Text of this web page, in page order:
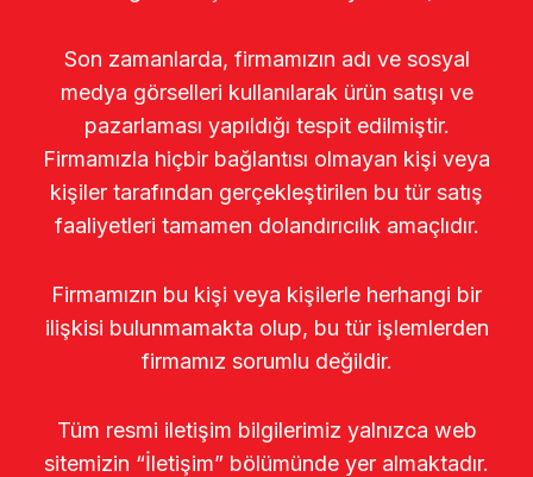
Son zamanlarda, firmamızın adı ve sosyal
medya görselleri kullanılarak ürün satışı ve
pazarlaması yapıldığı tespit edilmiştir.
Firmamızla hiçbir bağlantısı olmayan kişi veya
kişiler tarafından gerçekleştirilen bu tür satış
faaliyetleri tamamen dolandırıcılık amaçlıdır.
Firmamızın bu kişi veya kişilerle herhangi bir
ilişkisi bulunmamakta olup, bu tür işlemlerden
firmamız sorumlu değildir.
Tüm resmi iletişim bilgilerimiz yalnızca web
sitemizin “İletişim” bölümünde yer almaktadır.